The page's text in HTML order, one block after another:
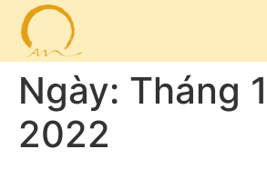
Ngày: Tháng
2022